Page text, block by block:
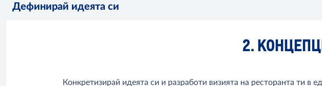
Дефинирай идеята си
2.
Конкретизирай идеята си и разработи визията на ресторанта ти в